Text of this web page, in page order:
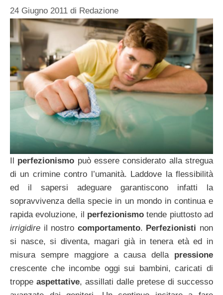
24 Giugno 2011 di Redazione
Il perfezionismo può essere considerato alla stregua
di un crimine contro l’umanità. Laddove la flessibilità
ed il sapersi adeguare garantiscono infatti la
sopravvivenza della specie in un mondo in continua e
rapida evoluzione, il perfezionismo tende piuttosto ad
irrigidire il nostro comportamento. Perfezionisti non
si nasce, si diventa, magari già in tenera età ed in
misura sempre maggiore a causa della pressione
crescente che incombe oggi sui bambini, caricati di
troppe aspettative, assillati dalle pretese di successo